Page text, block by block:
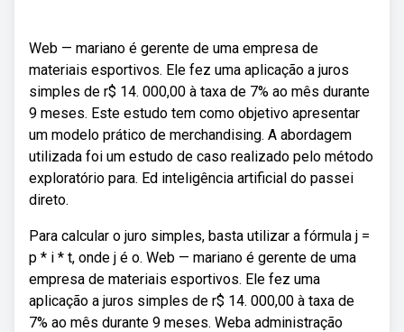
Web — mariano é gerente de uma empresa de
materiais esportivos. Ele fez uma aplicação a juros
simples de r$ 14. 000,00 à taxa de 7% ao mês durante
9 meses. Este estudo tem como objetivo apresentar
um modelo prático de merchandising. A abordagem
utilizada foi um estudo de caso realizado pelo método
exploratório para. Ed inteligência artificial do passei
direto.
Para calcular o juro simples, basta utilizar a fórmula j =
p * i * t, onde j é o. Web — mariano é gerente de uma
empresa de materiais esportivos. Ele fez uma
aplicação a juros simples de r$ 14. 000,00 à taxa de
7% ao mês durante 9 meses. Weba administração